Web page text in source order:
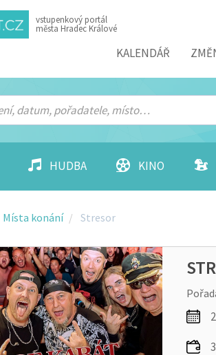
vstupenkový portál
města Hradec Králové
Menu
KALENDÁŘ
HUDBA KINO
Místa konání Stresor